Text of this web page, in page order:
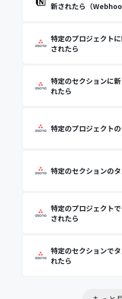
新されたら（
特定のプロジェクト
されたら
特定のセクションに
れたら
特定のプロジェクト
特定のセクションの
特定のプロジェクト
されたら
特定のセクションで
れたら